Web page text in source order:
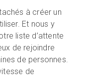
à créer un
Et nous y
liste d’attente
de rejoindre
de personnes.
de